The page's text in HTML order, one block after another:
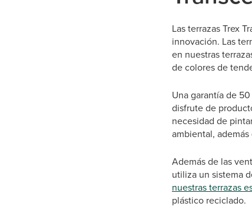
Las terrazas Trex
innovación. Las
en nuestras
de colores de
Una garantía de
disfrute de
necesidad de
ambiental,
Además de las
utiliza un sistema
nuestras terrazas
plástico reciclado.